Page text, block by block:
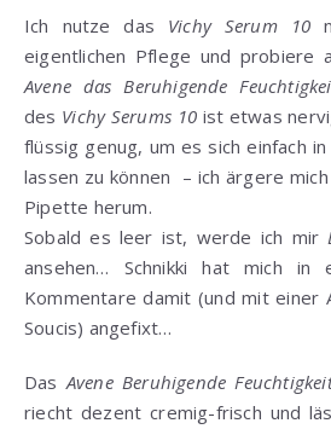
Ich nutze das Vichy Serum 10
eigentlichen Pflege und probiere
Avene das Beruhigende
des Vichy Serums 10ist etwas
flüssig genug, um es sich einfach
lassen zu können – ich ärgere
Pipette herum.
Sobald es leer ist, werde ich mir
ansehen… Schnikki hat mich in
Kommentare damit (und mit einer
Soucis) angefixt…
DasAvene Beruhigende
riecht dezent cremig-frisch und